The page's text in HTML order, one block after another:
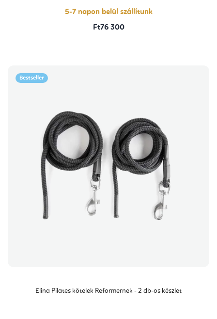
5-7 napon belül szállítunk
Ft76 300
Bestseller
Elina Pilates kötelek Reformernek - 2 db-os készlet